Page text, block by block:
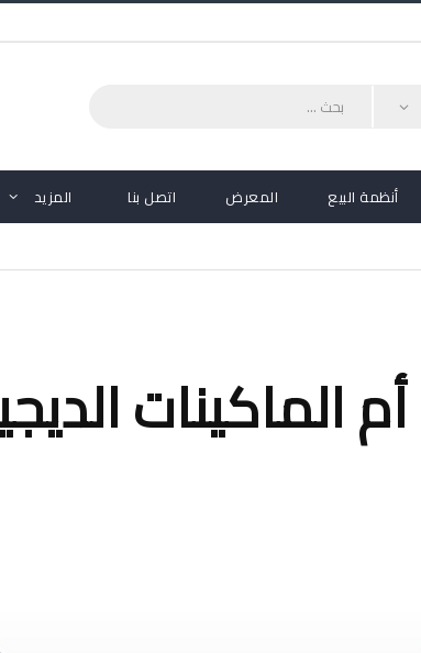
أنظمة البيع المعرض اتصل بنا المزيد
الماكينات